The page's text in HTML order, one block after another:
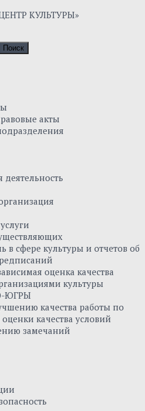
акты
в сфере культуры и отчетов об
оценка качества
культуры
ЮГРЫ
качества работы по
качества условий
замечаний